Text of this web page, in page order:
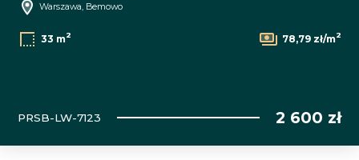
Warszawa, Bemowo
33 m2 78,79 zł/m2
PRSB-LW-7123 2 600 zł